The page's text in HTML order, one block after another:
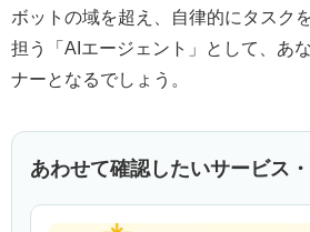
ボットの域を超え、自律的にタスク
担う「AIエージェント」として、あ
ナーとなるでしょう。
あわせて確認したいサービス